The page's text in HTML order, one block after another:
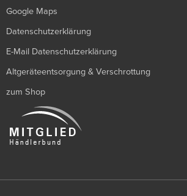
Google Maps
Datenschutzerklärung
E-Mail Datenschutzerklärung
Altgeräteentsorgung & Verschrottung
zum Shop